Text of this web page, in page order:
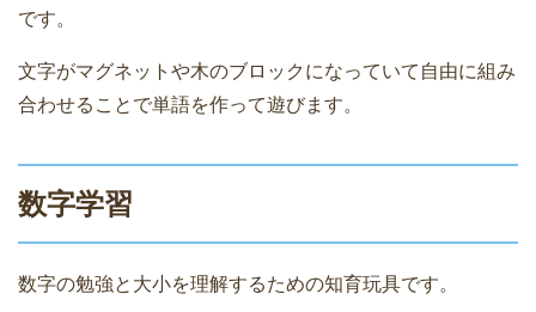
です。
文字がマグネットや木のブロックになっていて自由に組み
合わせることで単語を作って遊びます。
数字学習
数字の勉強と大小を理解するための知育玩具です。